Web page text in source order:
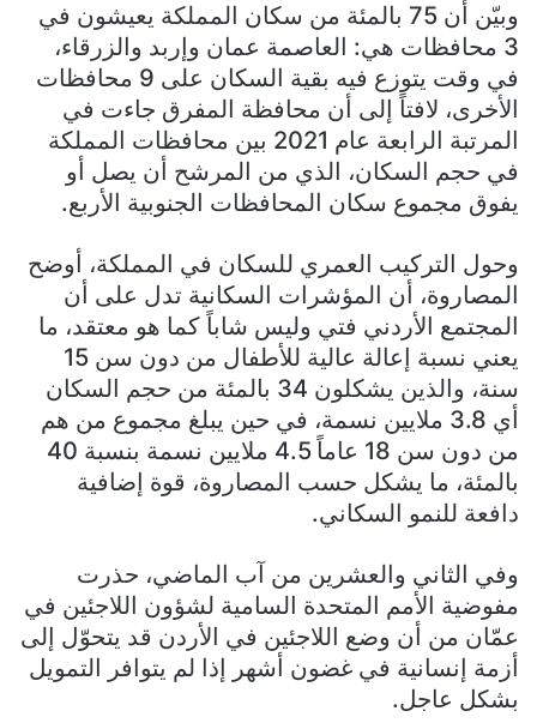
وبيّن أن 75 بالمئة من سكان المملكة يعيشون في
3 محافظات هي: العاصمة عمان وإربد والزرقاء،
في وقت يتوزع فيه بقية السكان على 9 محافظات
الأخرى، لافتاً إلى أن محافظة المفرق جاءت في
المرتبة الرابعة عام 2021 بين محافظات المملكة
في حجم السكان، الذي من المرشح أن يصل أو
يفوق مجموع سكان المحافظات الجنوبية الأربع.
وحول التركيب العمري للسكان في المملكة، أوضح
المصاروة، أن المؤشرات السكانية تدل على أن
المجتمع الأردني فتي وليس شاباً كما هو معتقد، ما
يعني نسبة إعالة عالية للأطفال من دون سن 15
سنة، والذين يشكلون 34 بالمئة من حجم السكان
أي 3.8 ملايين نسمة، في حين يبلغ مجموع من هم
من دون سن 18 عاماً 4.5 ملايين نسمة بنسبة 40
بالمئة، ما يشكل حسب المصاروة، قوة إضافية
دافعة للنمو السكاني.
وفي الثاني والعشرين من آب الماضي، حذرت
مفوضية الأمم المتحدة السامية لشؤون اللاجئين في
عمّان من أن وضع اللاجئين في الأردن قد يتحوّل إلى
أزمة إنسانية في غضون أشهر إذا لم يتوافر التمويل
بشكل عاجل.